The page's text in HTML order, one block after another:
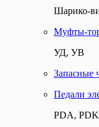
Шарико-
Муфты-
УД, УВ
Запасные
Педали
PDA,